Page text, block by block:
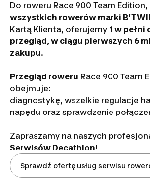
Do roweru Race 900 Team Edition,
wszystkich rowerów marki
Kartą Klienta, oferujemy 1 w pełni
przegląd, w ciągu pierwszych 6
zakupu.
Przegląd roweru Race 900 Team
obejmuje:
diagnostykę, wszelkie regulacje
napędu oraz sprawdzenie
Zapraszamy na naszych
Serwisów Decathlon!
Sprawdź ofertę usług serwisu